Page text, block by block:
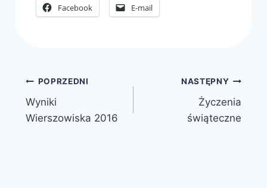
Facebook E-mail
Nawigacja
wpisu
POPRZEDNI
Wyniki
Wierszowiska 2016
NASTĘPNY
Życzenia
świąteczne